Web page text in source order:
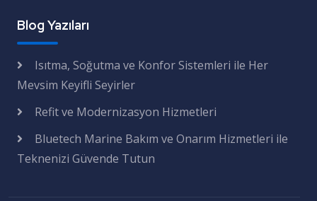
Blog Yazıları
Isıtma, Soğutma ve Konfor Sistemleri ile Her
Mevsim Keyifli Seyirler
Refit ve Modernizasyon Hizmetleri
Bluetech Marine Bakım ve Onarım Hizmetleri ile
Teknenizi Güvende Tutun